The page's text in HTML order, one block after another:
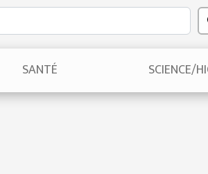
SANTÉ SCIENCE/